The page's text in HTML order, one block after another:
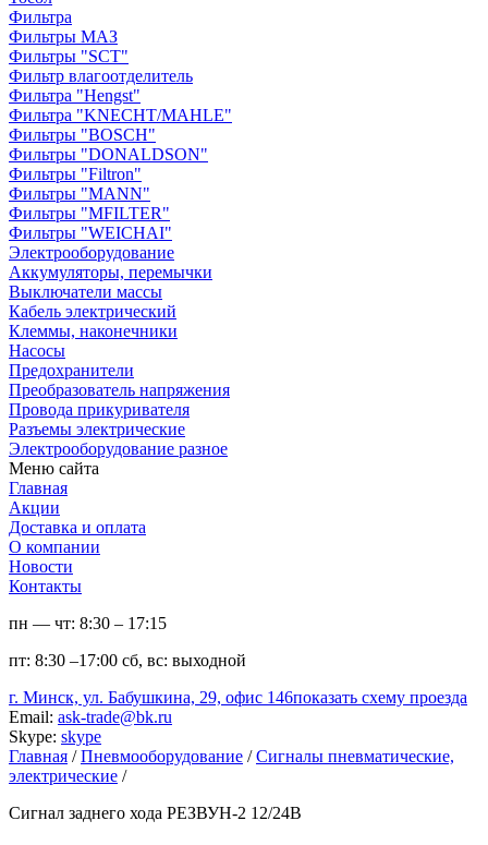
Фильтра
Фильтры МАЗ
Фильтры "SCT"
Фильтр влагоотделитель
Фильтра "Hengst"
Фильтра "KNECHT/MAHLE"
Фильтры "BOSCH"
Фильтры "DONALDSON"
Фильтры "Filtron"
Фильтры "MANN"
Фильтры "MFILTER"
Фильтры "WEICHAI"
Электрооборудование
Аккумуляторы, перемычки
Выключатели массы
Кабель электрический
Клеммы, наконечники
Насосы
Предохранители
Преобразователь напряжения
Провода прикуривателя
Разъемы электрические
Электрооборудование разное
Меню сайта
Главная
Акции
Доставка и оплата
О компании
Новости
Контакты
пн — чт: 8:30 – 17:15
пт: 8:30 –17:00 сб, вс: выходной
г. Минск, ул. Бабушкина, 29, офис 146показать схему проезда
Email: ask-trade@bk.ru
Skype: skype
Главная / Пневмооборудование / Сигналы пневматические,
электрические /
Сигнал заднего хода РЕЗВУН-2 12/24В